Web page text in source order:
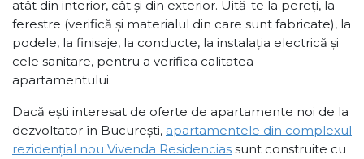
atât din interior, cât și din exterior. Uită-te la pereți, la
ferestre (verifică și materialul din care sunt fabricate), la
podele, la finisaje, la conducte, la instalația electrică și
cele sanitare, pentru a verifica calitatea
apartamentului.
Dacă ești interesat de oferte de apartamente noi de la
dezvoltator în București, apartamentele din complexul
rezidențial nou Vivenda Residencias sunt construite cu